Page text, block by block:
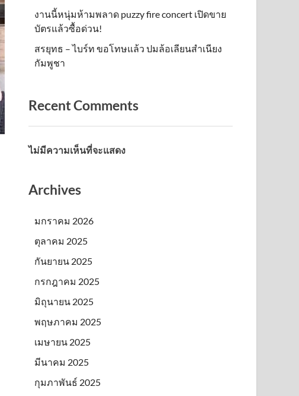
งานนี้หนุ่มห้ามพลาด puzzy fire concert เปิดขาย
บัตรแล้วซื้อด่วน!
สรยุทธ – ไบร์ท ขอโทษแล้ว ปมล้อเลียนสำเนียง
กัมพูชา
Recent Comments
ไม่มีความเห็นที่จะแสดง
Archives
มกราคม 2026
ตุลาคม 2025
กันยายน 2025
กรกฎาคม 2025
มิถุนายน 2025
พฤษภาคม 2025
เมษายน 2025
มีนาคม 2025
กุมภาพันธ์ 2025